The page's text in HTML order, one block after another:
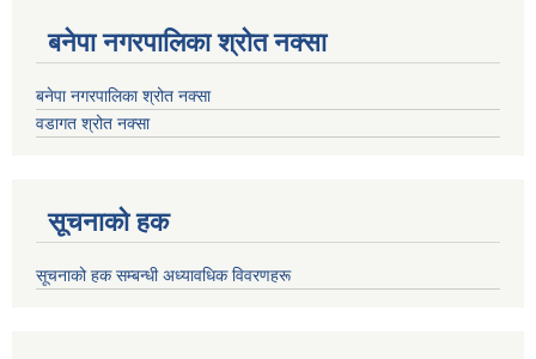
बनेपा नगरपालिका श्रोत नक्सा
बनेपा नगरपालिका श्रोत नक्सा
वडागत श्रोत नक्सा
सूचनाको हक
सूचनाको हक सम्बन्धी अध्यावधिक विवरणहरू